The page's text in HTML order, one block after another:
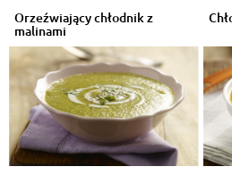
Orzeźwiający chłodnik z
malinami